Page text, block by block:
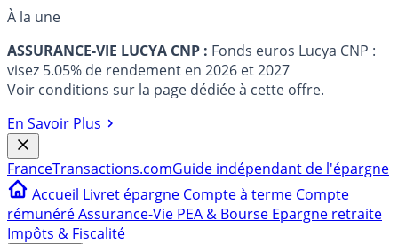
À la une
ASSURANCE-VIE LUCYA CNP : Fonds euros Lucya CNP :
visez 5.05% de rendement en 2026 et 2027
Voir conditions sur la page dédiée à cette offre.
En Savoir Plus
FranceTransactions.comGuide indépendant de l'épargne
Accueil Livret épargne Compte à terme Compte
rémunéréAssurance-Vie PEA & Bourse Epargne retraite
Impôts & Fiscalité